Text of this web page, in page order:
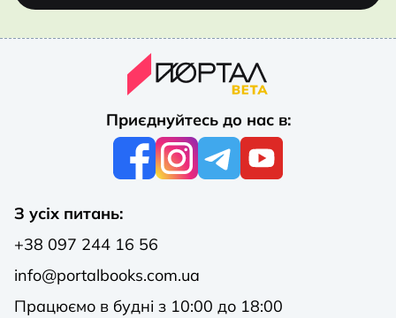
Приєднуйтесь до нас в:
З усіх питань:
+38 097 244 16 56
info@portalbooks.com.ua
Працюємо в будні з 10:00 до 18:00